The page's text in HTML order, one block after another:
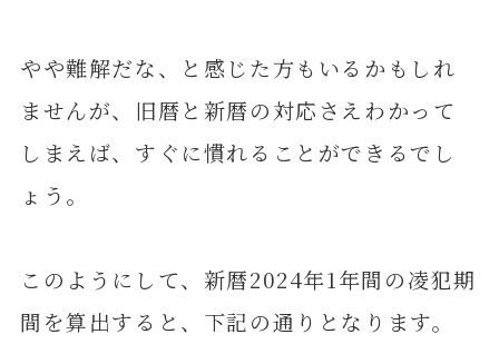
やや難解だな、と感じた方もいるかもしれ
ませんが、旧暦と新暦の対応さえわかって
しまえば、すぐに慣れることができるでし
ょう。
このようにして、新暦2024年1年間の凌犯期
間を算出すると、下記の通りとなります。